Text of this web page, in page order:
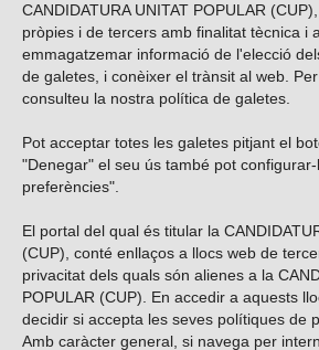
CANDIDATURA UNITAT POPULAR
pròpies i de tercers amb finalitat tècnica i
emmagatzemar informació de l'elecció
de galetes, i conèixer el trànsit al web.
consulteu la nostra política de galetes
Pot acceptar totes les galetes pitjant el
"Denegar" el seu ús també pot
preferències".
El portal del qual és titular la
(CUP), conté enllaços a llocs web de
privacitat dels quals són alienes a la
POPULAR (CUP). En accedir a aquests
decidir si accepta les seves polítiques de
Amb caràcter general, si navega per
Vols subscriure’t al
ENVIAR
Troba’ns a les xarxes